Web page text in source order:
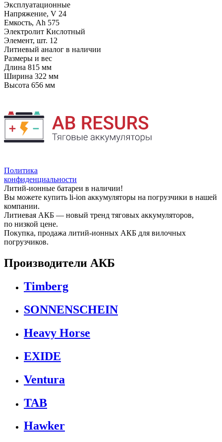
Эксплуатационные
Напряжение, V 24
Емкость, Ah 575
Электролит Кислотный
Элемент, шт. 12
Литиевый аналог в наличии
Размеры и вес
Длина 815 мм
Ширина 322 мм
Высота 656 мм
Политика
конфиденциальности
Литий-ионные батареи в наличии!
Вы можете купить li-ion аккумуляторы на погрузчики в нашей
компании.
Литиевая АКБ — новый тренд тяговых аккумуляторов,
по низкой цене.
Покупка, продажа литий-ионных АКБ для вилочных
погрузчиков.
Производители АКБ
Timberg
SONNENSCHEIN
Heavy Horse
EXIDE
Ventura
TAB
Hawker